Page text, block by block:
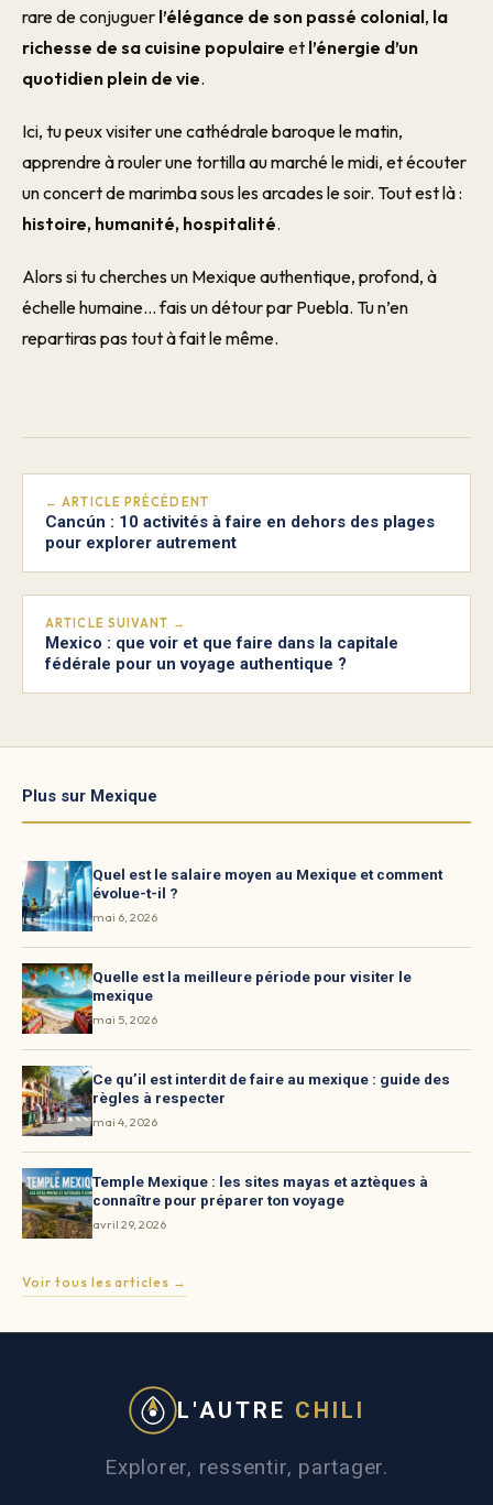
rare de conjuguer l’élégance de son passé colonial, la
richesse de sa cuisine populaire et l’énergie d’un
quotidien plein de vie.
Ici, tu peux visiter une cathédrale baroque le matin,
apprendre à rouler une tortilla au marché le midi, et écouter
un concert de marimba sous les arcades le soir. Tout est là :
histoire, humanité, hospitalité.
Alors si tu cherches un Mexique authentique, profond, à
échelle humaine… fais un détour par Puebla. Tu n’en
repartiras pas tout à fait le même.
← ARTICLE PRÉCÉDENT
Cancún : 10 activités à faire en dehors des plages
pour explorer autrement
ARTICLE SUIVANT →
Mexico : que voir et que faire dans la capitale
fédérale pour un voyage authentique ?
Plus sur Mexique
Quel est le salaire moyen au Mexique et comment
évolue-t-il ?
mai 6, 2026
Quelle est la meilleure période pour visiter le
mexique
mai 5, 2026
Ce qu’il est interdit de faire au mexique : guide des
règles à respecter
mai 4, 2026
Temple Mexique : les sites mayas et aztèques à
connaître pour préparer ton voyage
avril 29, 2026
Voir tous les articles →
L'AUTRE CHILI
Explorer, ressentir, partager.